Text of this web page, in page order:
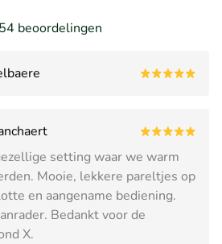
beoordelingen
setting waar we warm
Mooie, lekkere pareltjes op
en aangename bediening.
Bedankt voor de
X.